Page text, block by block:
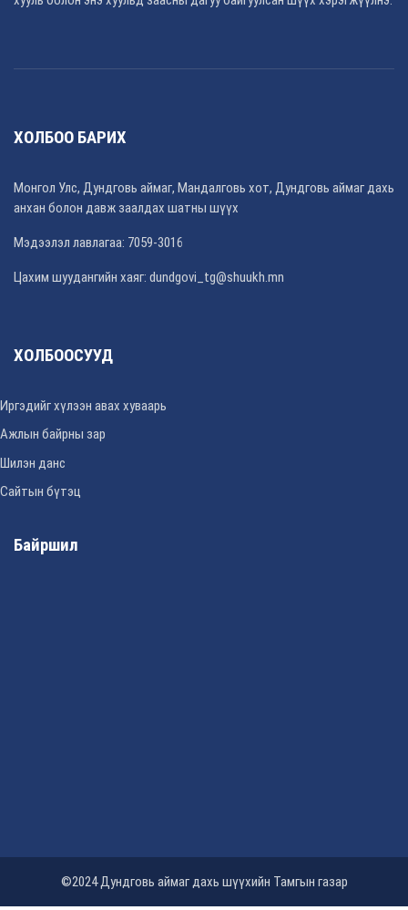
ХОЛБОО БАРИХ
Монгол Улс, Дундговь аймаг, Мандалговь хот, Дундговь аймаг дахь
анхан болон давж заалдах шатны шүүх
Мэдээлэл лавлагаа: 7059-3016
Цахим шуудангийн хаяг: dundgovi_tg@shuukh.mn
ХОЛБООСУУД
Иргэдийг хүлээн авах хуваарь
Ажлын байрны зар
Шилэн данс
Сайтын бүтэц
Байршил
©2024 Дундговь аймаг дахь шүүхийн Тамгын газар